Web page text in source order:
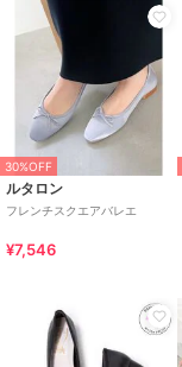
30%OFF
ルタロン
フレンチスクエアバレエ
¥7,546